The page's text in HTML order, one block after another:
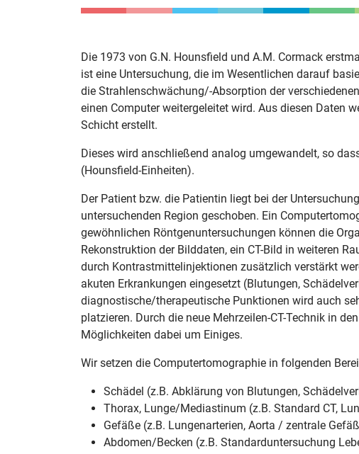
Die 1973 von G.N. Hounsfield und A.M. Cormack
ist eine Untersuchung, die im Wesentlichen darauf
die Strahlenschwächung/-Absorption der
einen Computer weitergeleitet wird. Aus diesen Daten
Schicht erstellt.
Dieses wird anschließend analog umgewandelt, so
(Hounsfield-Einheiten).
Der Patient bzw. die Patientin liegt bei der
untersuchenden Region geschoben. Ein
gewöhnlichen Röntgenuntersuchungen können die
Rekonstruktion der Bilddaten, ein CT-Bild in weiteren
durch Kontrastmittelinjektionen zusätzlich verstärkt
akuten Erkrankungen eingesetzt (Blutungen,
diagnostische/therapeutische Punktionen wird auch
platzieren. Durch die neue Mehrzeilen-CT-Technik in
Möglichkeiten dabei um Einiges.
Wir setzen die Computertomographie in folgenden
Schädel (z.B. Abklärung von Blutungen,
Thorax, Lunge/Mediastinum (z.B. Standard CT,
Gefäße (z.B. Lungenarterien, Aorta / zentrale
Abdomen/Becken (z.B. Standarduntersuchung